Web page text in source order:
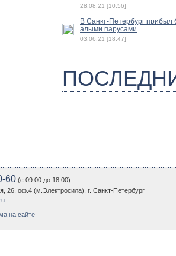
28.08.21 [10:56]
В Санкт-Петербург прибыл
алыми парусами
03.06.21 [18:47]
60 (c 09.00 до 18.00)
26, оф.4 (м.Электросила), г. Санкт-Петербург
на сайте